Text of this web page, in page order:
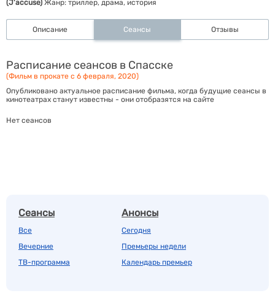
(J'accuse) Жанр: триллер, драма, история
Описание Сеансы Отзывы
Расписание сеансов в Спасске
(Фильм в прокате с 6 февраля, 2020)
Опубликовано актуальное расписание фильма, когда будущие сеансы в
кинотеатрах станут известны - они отобразятся на сайте
Нет сеансов
Сеансы
Все
Вечерние
ТВ-программа
Анонсы
Сегодня
Премьеры недели
Календарь премьер